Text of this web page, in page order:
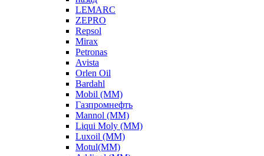
LEMARC
ZEPRO
Repsol
Mirax
Petronas
Avista
Orlen Oil
Bardahl
Mobil (ММ)
Газпромнефть
Mannol (ММ)
Liqui Moly (ММ)
Luxoil (ММ)
Motul(ММ)